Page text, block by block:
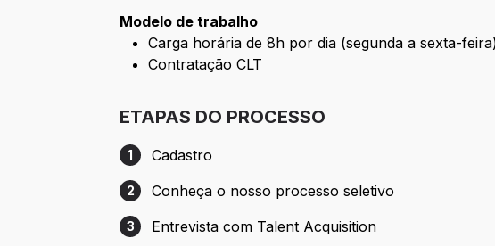
Modelo de trabalho
Carga horária de 8h por dia (segunda a sexta-
Contratação CLT
ETAPAS DO PROCESSO
Etapa 1: Cadastro
1 Cadastro
Etapa 2: Conheça o nosso processo seletivo
2 Conheça o nosso processo seletivo
Etapa 3: Entrevista com Talent Acquisition
3 Entrevista com Talent Acquisition